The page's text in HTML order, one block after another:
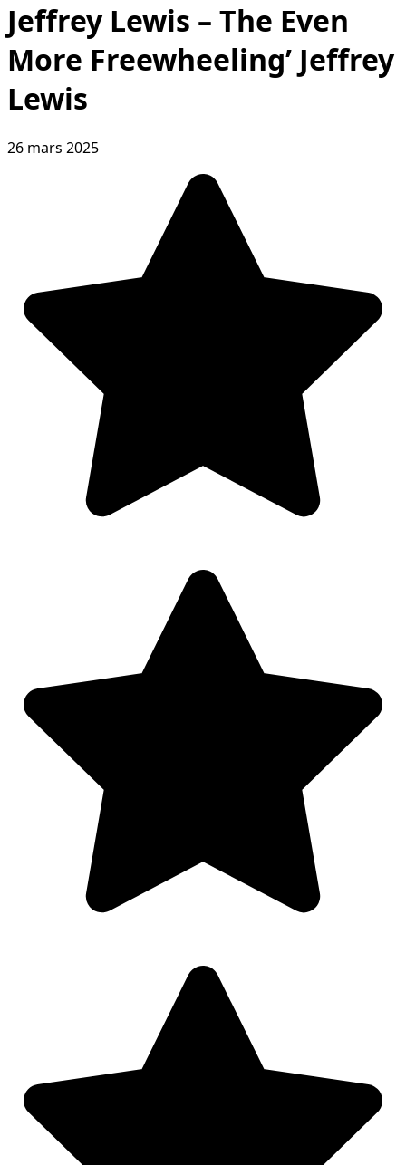
Jeffrey Lewis – The Even
More Freewheeling’ Jeffrey
Lewis
26 mars 2025